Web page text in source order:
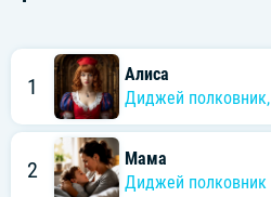
1
Алиса
Диджей полковник,
2
Мама
Диджей полковник